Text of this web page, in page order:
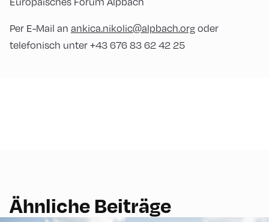
Per E-Mail an ankica.nikolic@alpbach.orgoder
telefonisch unter +43 676 83 62 42 25
Ähnliche Beiträge